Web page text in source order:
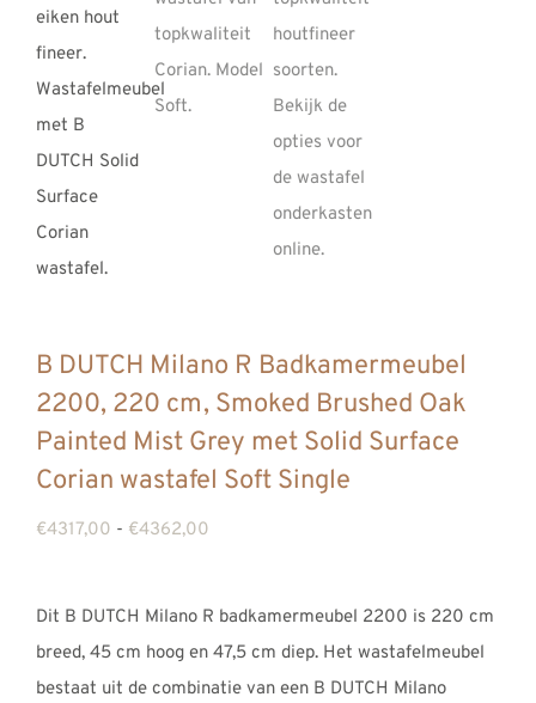
B DUTCH Milano R Badkamermeubel
2200, 220 cm, Smoked Brushed Oak
Painted Mist Grey met Solid Surface
Corian wastafel Soft Single
€4317,00 - €4362,00
Dit B DUTCH Milano R badkamermeubel 2200 is 220 cm
breed, 45 cm hoog en 47,5 cm diep. Het wastafelmeubel
bestaat uit de combinatie van een B DUTCH Milano